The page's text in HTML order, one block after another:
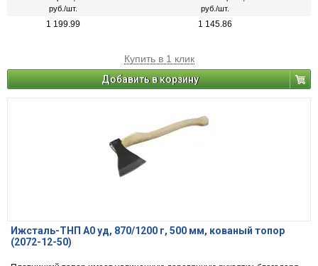
руб./шт. руб./шт.
1 199.99 1 145.86
Купить в 1 клик
Добавить в корзину
Ижсталь-ТНП А0 уд, 870/1200 г, 500 мм, кованый топор
(2072-12-50)